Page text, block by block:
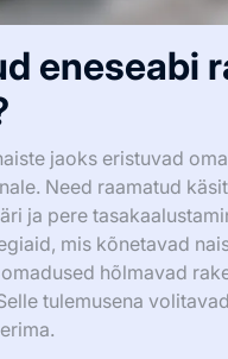
eneseabi
jaoks eristuvad
Need raamatud
ja pere
mis kõnetavad
hõlmavad
tulemusena